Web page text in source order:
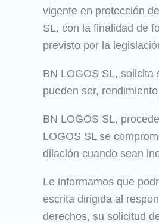
vigente en protección
SL, con la finalidad de
previsto por la
BN LOGOS SL, solicita
pueden ser,
BN LOGOS SL,
LOGOS SL se
dilación cuando sean
Le informamos que
escrita dirigida al
derechos, su solicitud